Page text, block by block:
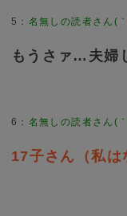
5 ： 名無しの読者さん(
もうさァ…夫婦
6 ： 名無しの読者さん(
17子さん（私は